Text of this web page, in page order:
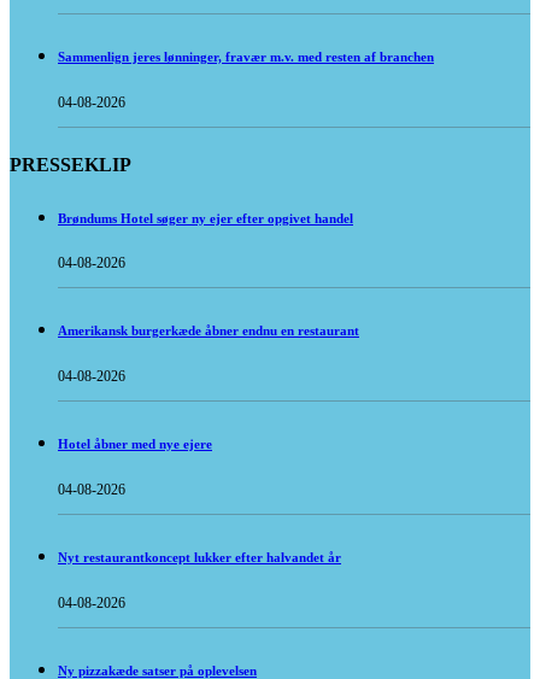
Sammenlign jeres lønninger, fravær m.v. med resten af branchen
04-08-2026
PRESSEKLIP
Brøndums Hotel søger ny ejer efter opgivet handel
04-08-2026
Amerikansk burgerkæde åbner endnu en restaurant
04-08-2026
Hotel åbner med nye ejere
04-08-2026
Nyt restaurantkoncept lukker efter halvandet år
04-08-2026
Ny pizzakæde satser på oplevelsen